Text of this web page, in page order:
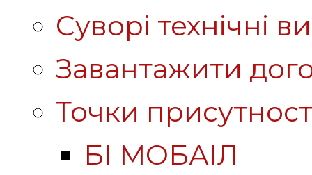
Суворі технічні
Завантажити
Точки
БІ МОБАІЛ